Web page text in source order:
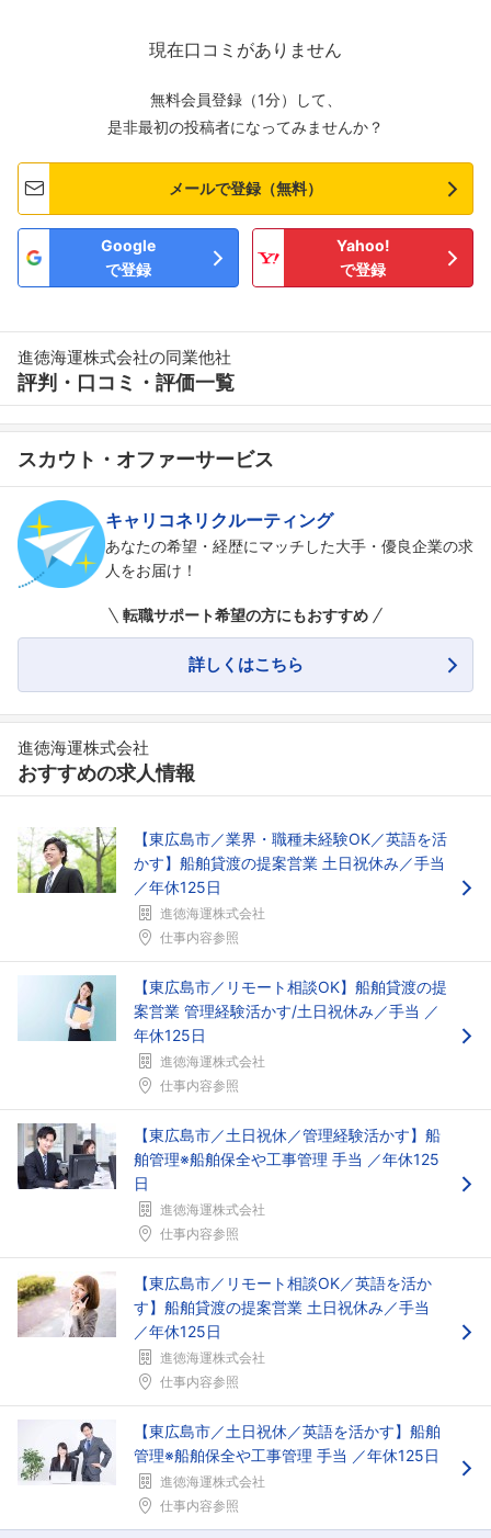
現在口コミがありません
無料会員登録（1分）して、
是非最初の投稿者になってみませんか？
メールで登録（無料）
Google
で登録
Yahoo!
で登録
進徳海運株式会社の同業他社
評判・口コミ・評価一覧
スカウト・オファーサービス
キャリコネリクルーティング
あなたの希望・経歴にマッチした大手・優良企業の求
人をお届け！
転職サポート希望の方にもおすすめ
詳しくはこちら
進徳海運株式会社
おすすめの求人情報
【東広島市／業界・職種未経験OK／英語を活
かす】船舶貸渡の提案営業 土日祝休み／手当
／年休125日
進徳海運株式会社
仕事内容参照
【東広島市／リモート相談OK】船舶貸渡の提
案営業 管理経験活かす/土日祝休み／手当 ／
年休125日
進徳海運株式会社
仕事内容参照
【東広島市／土日祝休／管理経験活かす】船
舶管理※船舶保全や工事管理 手当 ／年休125
日
進徳海運株式会社
仕事内容参照
【東広島市／リモート相談OK／英語を活か
す】船舶貸渡の提案営業 土日祝休み／手当
／年休125日
進徳海運株式会社
仕事内容参照
【東広島市／土日祝休／英語を活かす】船舶
管理※船舶保全や工事管理 手当 ／年休125日
進徳海運株式会社
仕事内容参照